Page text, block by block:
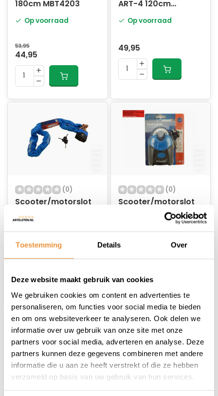
Toestemming Details Over
Deze website maakt gebruik van cookies
We gebruiken cookies om content en advertenties te
personaliseren, om functies voor social media te bieden
en om ons websiteverkeer te analyseren. Ook delen we
informatie over uw gebruik van onze site met onze
partners voor social media, adverteren en analyse. Deze
partners kunnen deze gegevens combineren met andere
informatie die u aan ze heeft verstrekt of die ze hebben
verzameld op basis van uw gebruik van hun services.
180cm MBT4203
Op voorraad
53,95
44,95
ART-4 120cm
Op voorraad
49,95
(0)
Scooter/motorslot
Niet op voorraad
(0)
Scooter/motorslot
ART-4 Hangslot
Niet op voorraad